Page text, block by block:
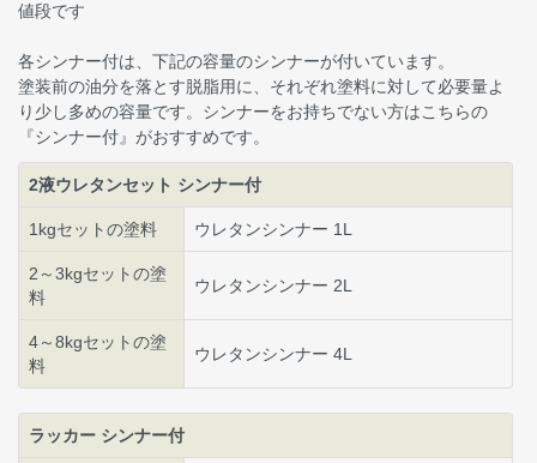
値段です
各シンナー付は、下記の容量のシンナーが付いています。
塗装前の油分を落とす脱脂用に、それぞれ塗料に対して必要量よ
り少し多めの容量です。シンナーをお持ちでない方はこちらの
『シンナー付』がおすすめです。
2液ウレタンセット シンナー付
1kgセットの塗料 ウレタンシンナー 1L
2～3kgセットの塗
料
ウレタンシンナー 2L
4～8kgセットの塗
料
ウレタンシンナー 4L
ラッカー シンナー付